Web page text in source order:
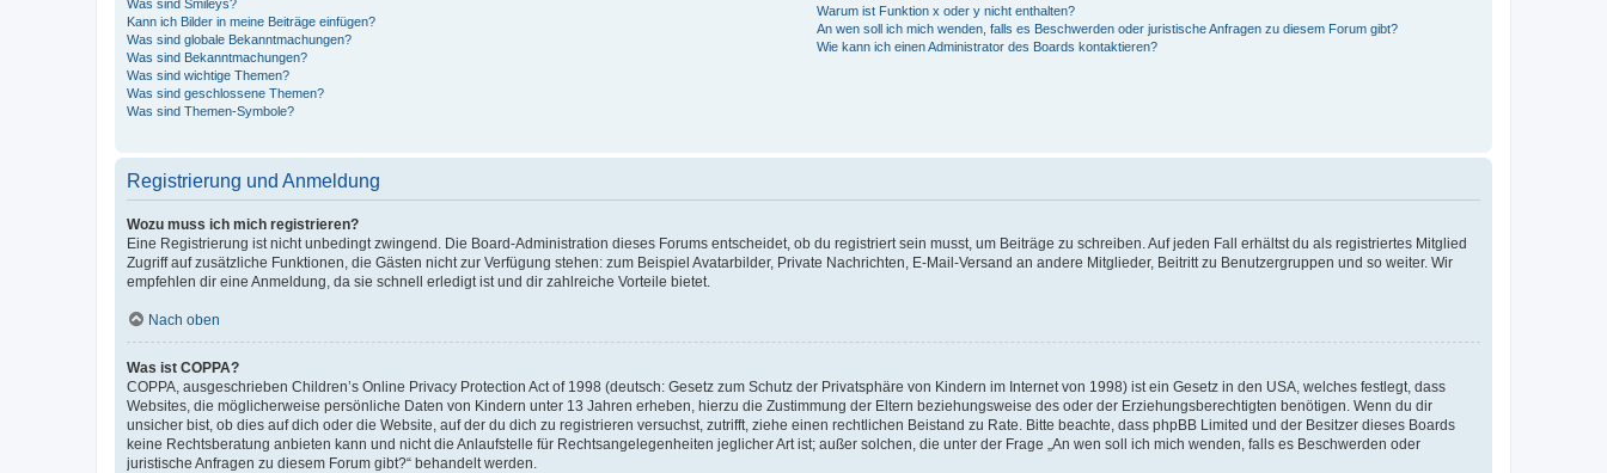
Was sind Smileys?
Kann ich Bilder in meine Beiträge einfügen?
Was sind globale Bekanntmachungen?
Was sind Bekanntmachungen?
Was sind wichtige Themen?
Was sind geschlossene Themen?
Was sind Themen-Symbole?
Warum ist Funktion x oder y nicht enthalten?
An wen soll ich mich wenden, falls es Beschwerden oder juristische Anfragen zu diesem Forum gibt?
Wie kann ich einen Administrator des Boards kontaktieren?
Registrierung und Anmeldung
Wozu muss ich mich registrieren?
Eine Registrierung ist nicht unbedingt zwingend. Die Board-Administration dieses Forums entscheidet, ob du registriert sein musst, um Beiträge zu schreiben. Auf jeden Fall erhältst du als registriertes Mitglied
Zugriff auf zusätzliche Funktionen, die Gästen nicht zur Verfügung stehen: zum Beispiel Avatarbilder, Private Nachrichten, E-Mail-Versand an andere Mitglieder, Beitritt zu Benutzergruppen und so weiter. Wir
empfehlen dir eine Anmeldung, da sie schnell erledigt ist und dir zahlreiche Vorteile bietet.
Nach oben
Was ist COPPA?
COPPA, ausgeschrieben Children’s Online Privacy Protection Act of 1998 (deutsch: Gesetz zum Schutz der Privatsphäre von Kindern im Internet von 1998) ist ein Gesetz in den USA, welches festlegt, dass
Websites, die möglicherweise persönliche Daten von Kindern unter 13 Jahren erheben, hierzu die Zustimmung der Eltern beziehungsweise des oder der Erziehungsberechtigten benötigen. Wenn du dir
unsicher bist, ob dies auf dich oder die Website, auf der du dich zu registrieren versuchst, zutrifft, ziehe einen rechtlichen Beistand zu Rate. Bitte beachte, dass phpBB Limited und der Besitzer dieses Boards
keine Rechtsberatung anbieten kann und nicht die Anlaufstelle für Rechtsangelegenheiten jeglicher Art ist; außer solchen, die unter der Frage „An wen soll ich mich wenden, falls es Beschwerden oder
juristische Anfragen zu diesem Forum gibt?“ behandelt werden.